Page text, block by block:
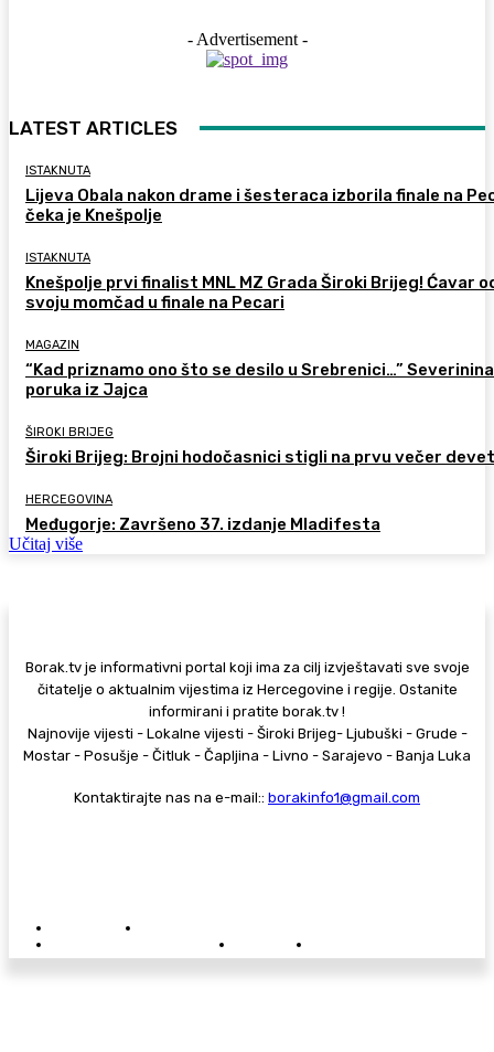
- Advertisement -
LATEST ARTICLES
ISTAKNUTA
Lijeva Obala nakon drame i šesteraca izborila finale na
čeka je Knešpolje
ISTAKNUTA
Knešpolje prvi finalist MNL MZ Grada Široki Brijeg! Ćavar
svoju momčad u finale na Pecari
MAGAZIN
“Kad priznamo ono što se desilo u Srebrenici…” Severinina
poruka iz Jajca
ŠIROKI BRIJEG
Široki Brijeg: Brojni hodočasnici stigli na prvu večer
HERCEGOVINA
Međugorje: Završeno 37. izdanje Mladifesta
Učitaj više
Borak.tv je informativni portal koji ima za cilj izvještavati sve svoje
čitatelje o aktualnim vijestima iz Hercegovine i regije. Ostanite
informirani i pratite borak.tv !
Najnovije vijesti - Lokalne vijesti - Široki Brijeg- Ljubuški - Grude -
Mostar - Posušje - Čitluk - Čapljina - Livno - Sarajevo - Banja Luka
Kontaktirajte nas na e-mail:: borakinfo1@gmail.com